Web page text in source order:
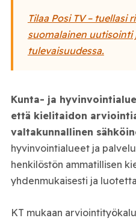
Tilaa Posi TV – tuellasi
suomalainen uutisointi
tulevaisuudessa.
Kunta- ja
että kielitaidon
valtakunnallinen
hyvinvointialueet ja
henkilöstön ammatillisen
yhdenmukaisesti ja
KT mukaan